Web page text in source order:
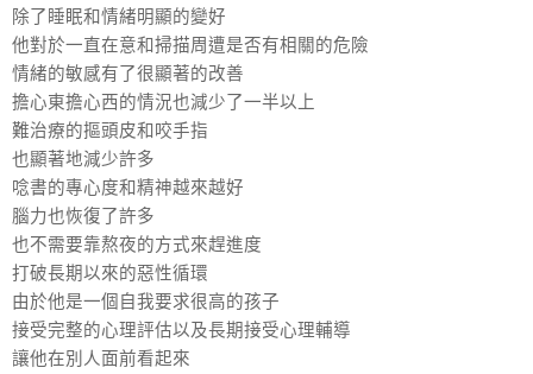
除了睡眠和情緒明顯的變好
他對於一直在意和掃描周遭是否有相關的危險
情緒的敏感有了很顯著的改善
擔心東擔心西的情況也減少了一半以上
難治療的摳頭皮和咬手指
也顯著地減少許多
唸書的專心度和精神越來越好
腦力也恢復了許多
也不需要靠熬夜的方式來趕進度
打破長期以來的惡性循環
由於他是一個自我要求很高的孩子
接受完整的心理評估以及長期接受心理輔導
讓他在別人面前看起來